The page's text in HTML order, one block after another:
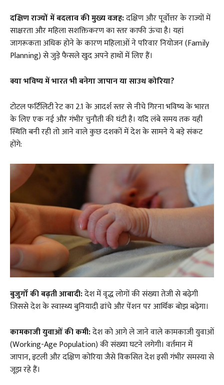
दक्षिण राज्यों में बदलाव की मुख्य वजह:दक्षिण और पूर्वोत्तर के राज्यों में
साक्षरता और महिला सशक्तिकरण का स्तर काफी ऊंचा है। यहां
जागरूकता अधिक होने के कारण महिलाओं ने परिवार नियोजन (Family
Planning) से जुड़े फैसले खुद अपने हाथों में लिए हैं।
क्या भविष्य में भारत भी बनेगा जापान या साउथ कोरिया?
टोटल फर्टिलिटी रेट का 2.1 के आदर्श स्तर से नीचे गिरना भविष्य के भारत
के लिए एक नई और गंभीर चुनौती की घंटी है। यदि लंबे समय तक यही
स्थिति बनी रही तो आने वाले कुछ दशकों में देश के सामने ये बड़े संकट
होंगे:
बुजुर्गों की बढ़ती आबादी:देश में वृद्ध लोगों की संख्या तेजी से बढ़ेगी
जिससे देश के स्वास्थ्य बुनियादी ढांचे और पेंशन पर आर्थिक बोझ बढ़ेगा।
कामकाजी युवाओं की कमी:देश को आगे ले जाने वाले कामकाजी युवाओं
(Working-Age Population) की संख्या घटने लगेगी। वर्तमान में
जापान, इटली और दक्षिण कोरिया जैसे विकसित देश इसी गंभीर समस्या से
जूझ रहे हैं।